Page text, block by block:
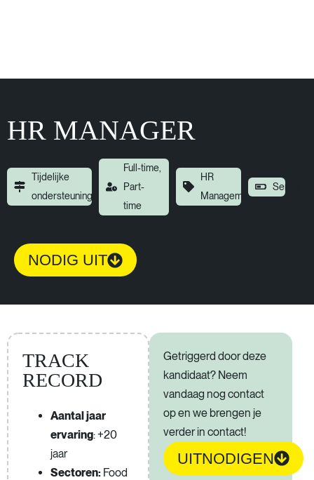
HR MANAGER
Tijdelijke
ondersteuning
Full-time,
Part-
time
HR
Management
Senior
NODIG UIT
Getriggerd door deze
kandidaat? Neem
vandaag nog contact
op en we brengen je
verder in contact!
UITNODIGEN
TRACK
RECORD
Aantal jaar
ervaring: +20
jaar
Sectoren: Food